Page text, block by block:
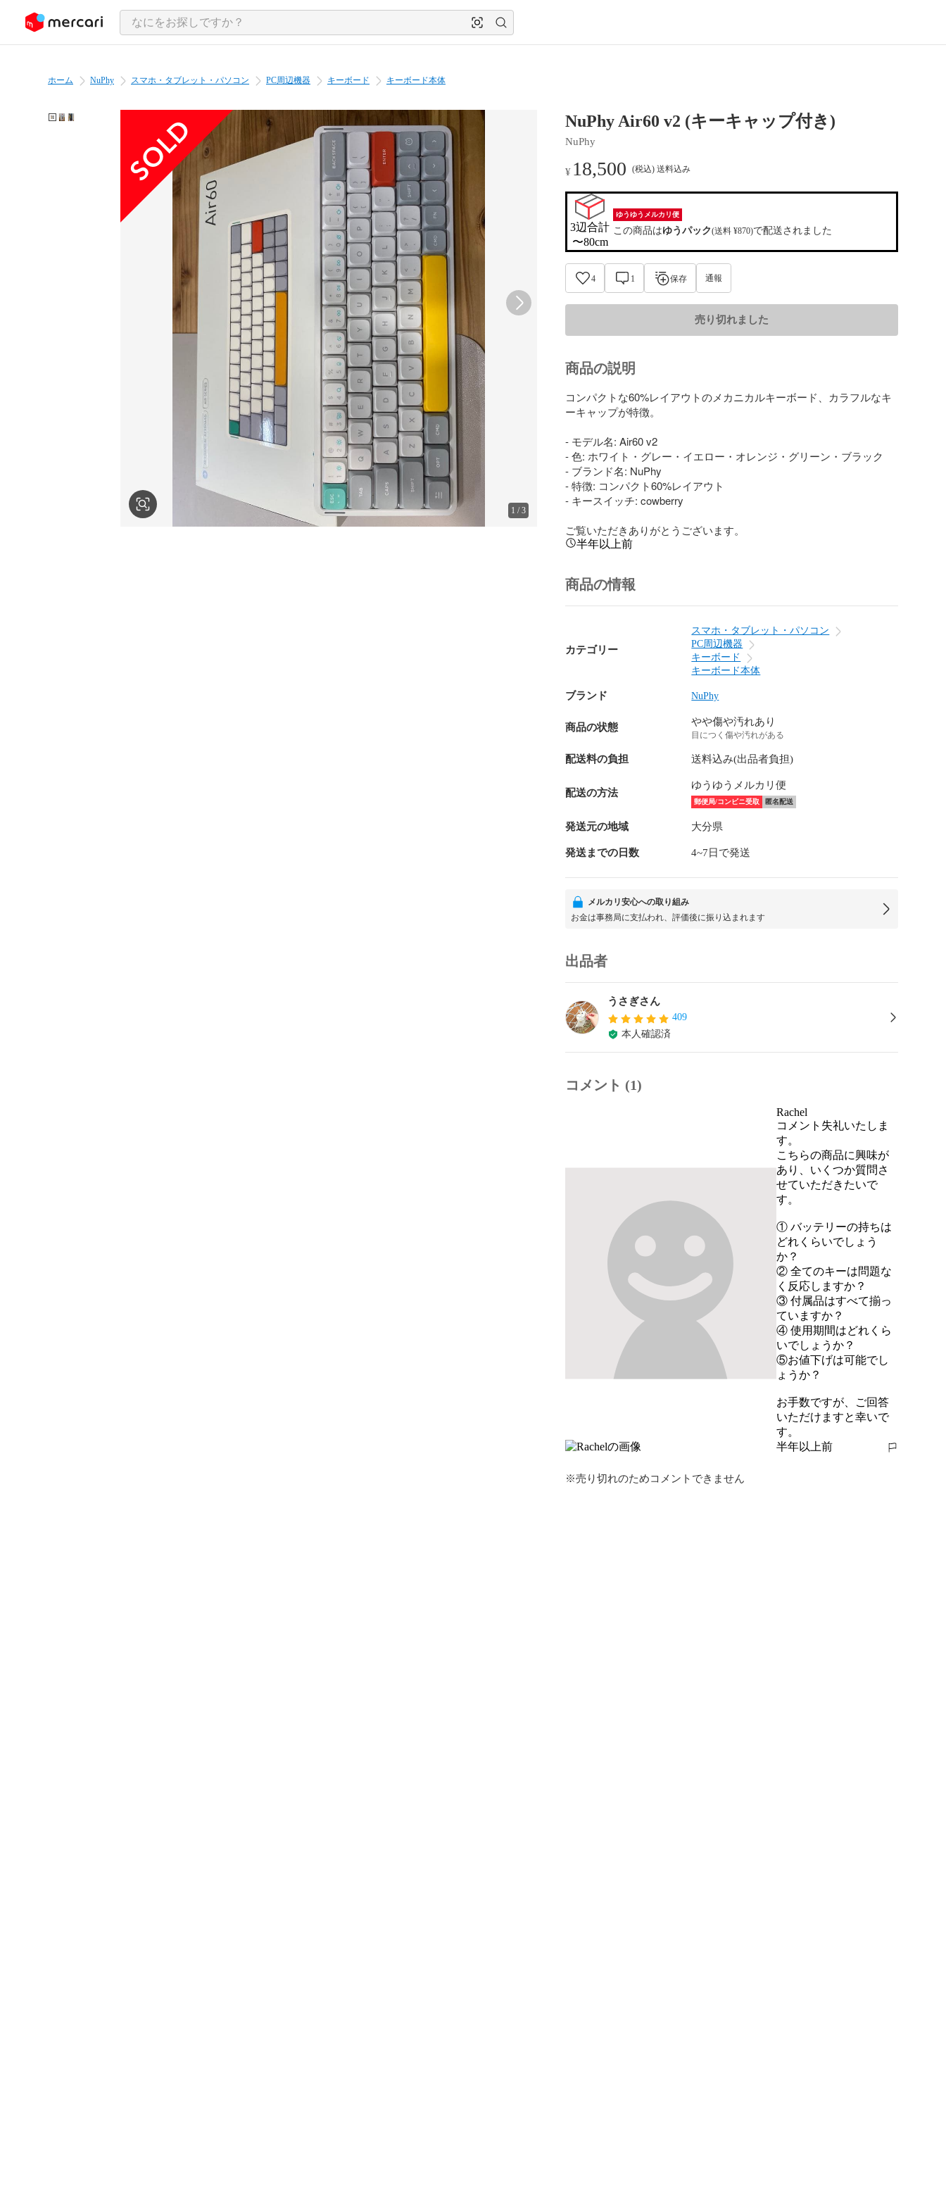
ツにスキップ
ホーム NuPhy スマホ・タブレット・パソコン PC周辺機器 キーボード キーボード本体
1 /3
NuPhy Air60 v2 (キーキャップ付き)
NuPhy
¥ 18,500 (税込) 送料込み
3辺合計
〜80cm
ゆうゆうメルカリ便
この商品はゆうパック(送料 ¥870)で配送されました
4 1 保存 通報
売り切れました
商品の説明
コンパクトな60%レイアウトのメカニカルキーボード、カラフルなキ
ーキャップが特徴。
- モデル名: Air60 v2
- 色: ホワイト・グレー・イエロー・オレンジ・グリーン・ブラック
- ブランド名: NuPhy
- 特徴: コンパクト60%レイアウト
- キースイッチ: cowberry
ご覧いただきありがとうございます。
半年以上前
商品の情報
カテゴリー
スマホ・タブレット・パソコン
PC周辺機器
キーボード
キーボード本体
ブランド NuPhy
商品の状態 やや傷や汚れあり
目につく傷や汚れがある
配送料の負担 送料込み(出品者負担)
配送の方法
ゆうゆうメルカリ便
郵便局/コンビニ受取 匿名配送
発送元の地域 大分県
発送までの日数 4~7日で発送
メルカリ安心への取り組み
お金は事務局に支払われ、評価後に振り込まれます
出品者
うさぎさん
409
本人確認済
コメント (1)
Rachel
コメント失礼いたしま
す。
こちらの商品に興味が
あり、いくつか質問さ
せていただきたいで
す。
① バッテリーの持ちは
どれくらいでしょう
か？
② 全てのキーは問題な
く反応しますか？
③ 付属品はすべて揃っ
ていますか？
④ 使用期間はどれくら
いでしょうか？
⑤お値下げは可能でし
ょうか？
お手数ですが、ご回答
いただけますと幸いで
す。
半年以上前
報告する
※売り切れのためコメントできません